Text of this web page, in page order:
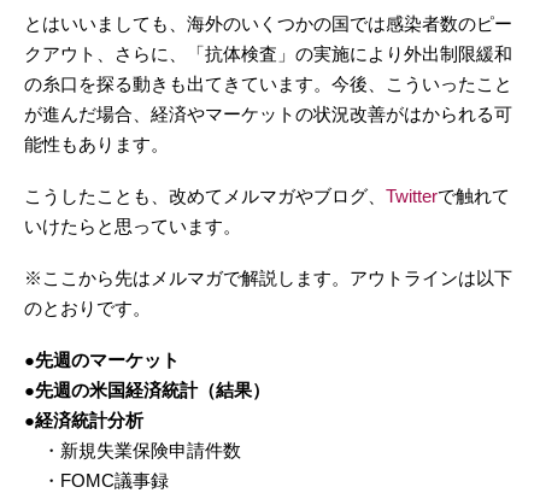
とはいいましても、海外のいくつかの国では感染者数のピー
クアウト、さらに、「抗体検査」の実施により外出制限緩和
の糸口を探る動きも出てきています。今後、こういったこと
が進んだ場合、経済やマーケットの状況改善がはかられる可
能性もあります。
こうしたことも、改めてメルマガやブログ、 Twitterで触れて
いけたらと思っています。
※ここから先はメルマガで解説します。アウトラインは以下
のとおりです。
●先週のマーケット
●先週の米国経済統計（結果）
●経済統計分析
・新規失業保険申請件数
・FOMC議事録